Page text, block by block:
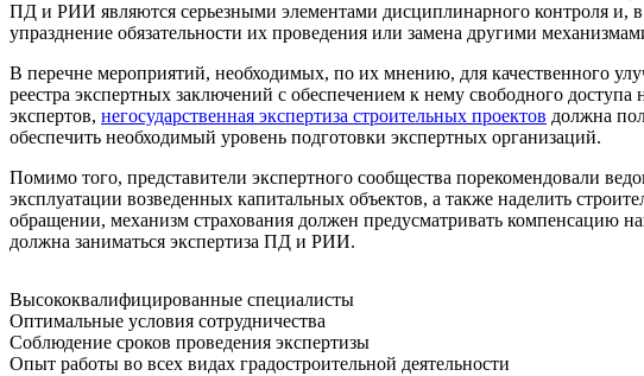
ПД и РИИ являются серьезными элементами дисциплинарного контроля и,
упразднение обязательности их проведения или замена другими
В перечне мероприятий, необходимых, по их мнению, для качественного
реестра экспертных заключений с обеспечением к нему свободного
экспертов, негосударственная экспертиза строительных проектов должна
обеспечить необходимый уровень подготовки экспертных организаций.
Помимо того, представители экспертного сообщества порекомендовали
эксплуатации возведенных капитальных объектов, а также наделить
обращении, механизм страхования должен предусматривать компенсацию
должна заниматься экспертиза ПД и РИИ.
Высококвалифицированные специалисты
Оптимальные условия сотрудничества
Соблюдение сроков проведения экспертизы
Опыт работы во всех видах градостроительной деятельности